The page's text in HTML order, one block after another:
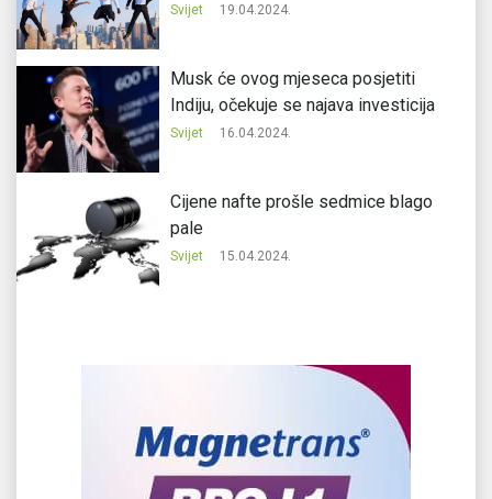
Svijet 19.04.2024.
Musk će ovog mjeseca posjetiti
Indiju, očekuje se najava investicija
Svijet 16.04.2024.
Cijene nafte prošle sedmice blago
pale
Svijet 15.04.2024.